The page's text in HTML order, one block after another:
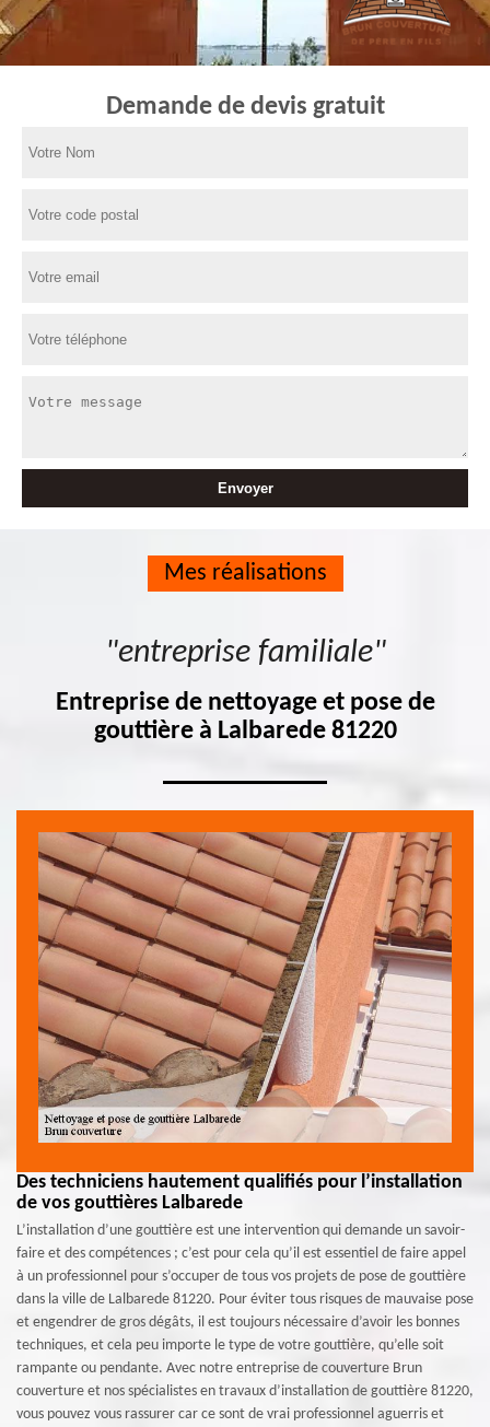
Demande de devis gratuit
Mes réalisations
"entreprise familiale"
Entreprise de nettoyage et pose de
gouttière à Lalbarede 81220
Des techniciens hautement qualifiés pour l’installation
de vos gouttières Lalbarede
L’installation d’une gouttière est une intervention qui demande un savoir-
faire et des compétences ; c’est pour cela qu’il est essentiel de faire appel
à un professionnel pour s’occuper de tous vos projets de pose de gouttière
dans la ville de Lalbarede 81220. Pour éviter tous risques de mauvaise pose
et engendrer de gros dégâts, il est toujours nécessaire d’avoir les bonnes
techniques, et cela peu importe le type de votre gouttière, qu’elle soit
rampante ou pendante. Avec notre entreprise de couverture Brun
couverture et nos spécialistes en travaux d’installation de gouttière 81220,
vous pouvez vous rassurer car ce sont de vrai professionnel aguerris et